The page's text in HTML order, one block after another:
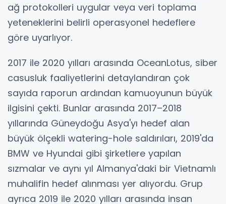
ağ protokolleri uygular veya veri toplama
yeteneklerini belirli operasyonel hedeflere
göre uyarlıyor.
2017 ile 2020 yılları arasında OceanLotus, siber
casusluk faaliyetlerini detaylandıran çok
sayıda raporun ardından kamuoyunun büyük
ilgisini çekti. Bunlar arasında 2017–2018
yıllarında Güneydoğu Asya'yı hedef alan
büyük ölçekli watering-hole saldırıları, 2019'da
BMW ve Hyundai gibi şirketlere yapılan
sızmalar ve aynı yıl Almanya'daki bir Vietnamlı
muhalifin hedef alınması yer alıyordu. Grup
ayrıca 2019 ile 2020 yılları arasında insan